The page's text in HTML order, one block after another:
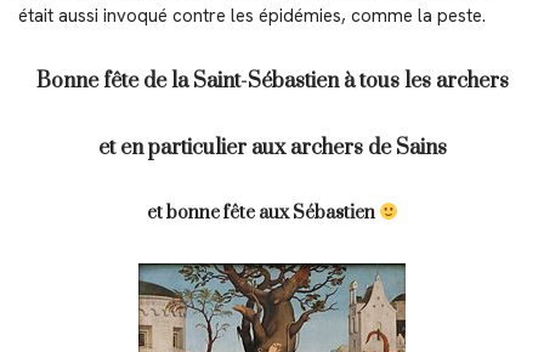
était aussi invoqué contre les épidémies, comme la peste.
Bonne fête de la Saint-Sébastien à tous les archers
et en particulier aux archers de Sains
et bonne fête aux Sébastien